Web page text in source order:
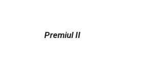
Premiul II